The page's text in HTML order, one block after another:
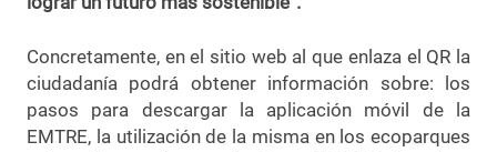
Concretamente, en el sitio web al que enlaza el QR la
ciudadanía podrá obtener información sobre: los
pasos para descargar la aplicación móvil de la
EMTRE, la utilización de la misma en los ecoparques